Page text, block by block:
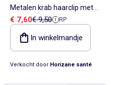
Metalen krab haarclip met
gouden afwerking
Verkoopprijs
€ 7,60Referentieprijs
€ 9,50 RP
In winkelmandje
Verkocht door Horizane santé